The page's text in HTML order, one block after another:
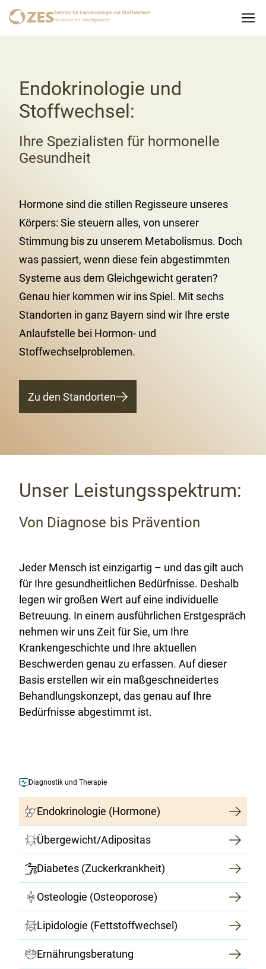
Zentrum für Endokrinologie und Stoffwechsel
Hormone im Gleichgewicht
Endokrinologie und
Stoffwechsel:
Ihre Spezialisten für hormonelle
Gesundheit
Hormone sind die stillen Regisseure unseres
Körpers: Sie steuern alles, von unserer
Stimmung bis zu unserem Metabolismus. Doch
was passiert, wenn diese fein abgestimmten
Systeme aus dem Gleichgewicht geraten?
Genau hier kommen wir ins Spiel. Mit sechs
Standorten in ganz Bayern sind wir Ihre erste
Anlaufstelle bei Hormon- und
Stoffwechselproblemen.
Zu den Standorten
Unser Leistungsspektrum:
Von Diagnose bis Prävention
Jeder Mensch ist einzigartig – und das gilt auch
für Ihre gesundheitlichen Bedürfnisse. Deshalb
legen wir großen Wert auf eine individuelle
Betreuung. In einem ausführlichen Erstgespräch
nehmen wir uns Zeit für Sie, um Ihre
Krankengeschichte und Ihre aktuellen
Beschwerden genau zu erfassen. Auf dieser
Basis erstellen wir ein maßgeschneidertes
Behandlungskonzept, das genau auf Ihre
Bedürfnisse abgestimmt ist.
Diagnostik und Therapie
Endokrinologie (Hormone)
Übergewicht/Adipositas
Diabetes (Zuckerkrankheit)
Osteologie (Osteoporose)
Lipidologie (Fettstoffwechsel)
Ernährungsberatung